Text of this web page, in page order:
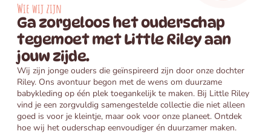
Wie wij zijn
Ga zorgeloos het ouderschap
tegemoet met Little Riley aan
jouw zijde.
Wij zijn jonge ouders die geïnspireerd zijn door onze dochter
Riley. Ons avontuur begon met de wens om duurzame
babykleding op één plek toegankelijk te maken. Bij Little Riley
vind je een zorgvuldig samengestelde collectie die niet alleen
goed is voor je kleintje, maar ook voor onze planeet. Ontdek
hoe wij het ouderschap eenvoudiger én duurzamer maken.